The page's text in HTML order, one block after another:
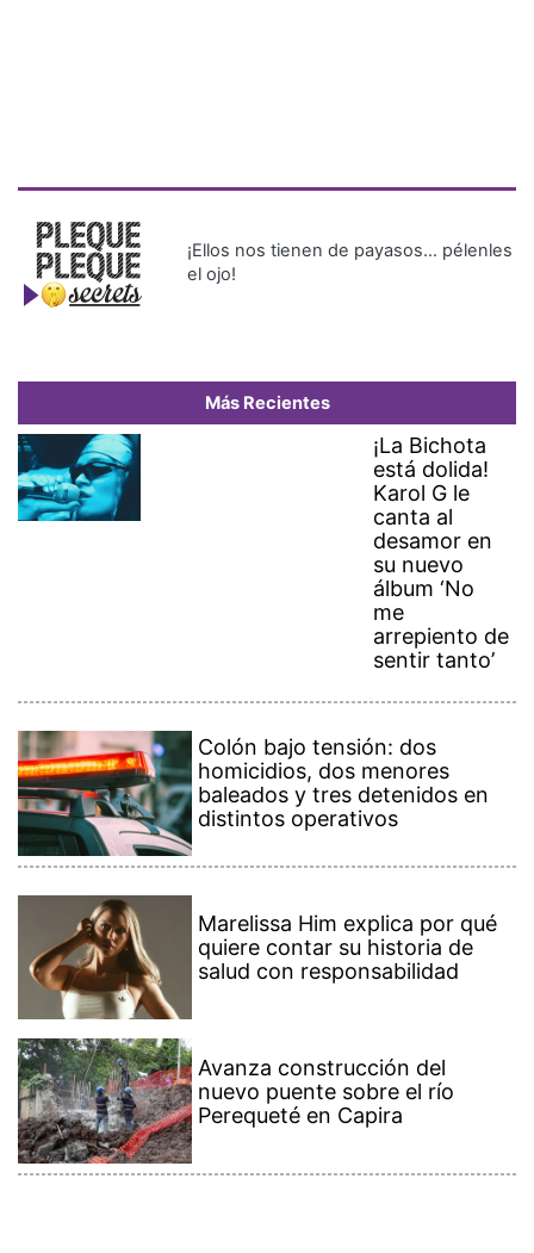
¡Ellos nos tienen de payasos… pélenles
el ojo!
Más Recientes
¡La Bichota
está dolida!
Karol G le
canta al
desamor en
su nuevo
álbum ‘No
me
arrepiento de
sentir tanto’
Colón bajo tensión: dos
homicidios, dos menores
baleados y tres detenidos en
distintos operativos
Marelissa Him explica por qué
quiere contar su historia de
salud con responsabilidad
Avanza construcción del
nuevo puente sobre el río
Perequeté en Capira